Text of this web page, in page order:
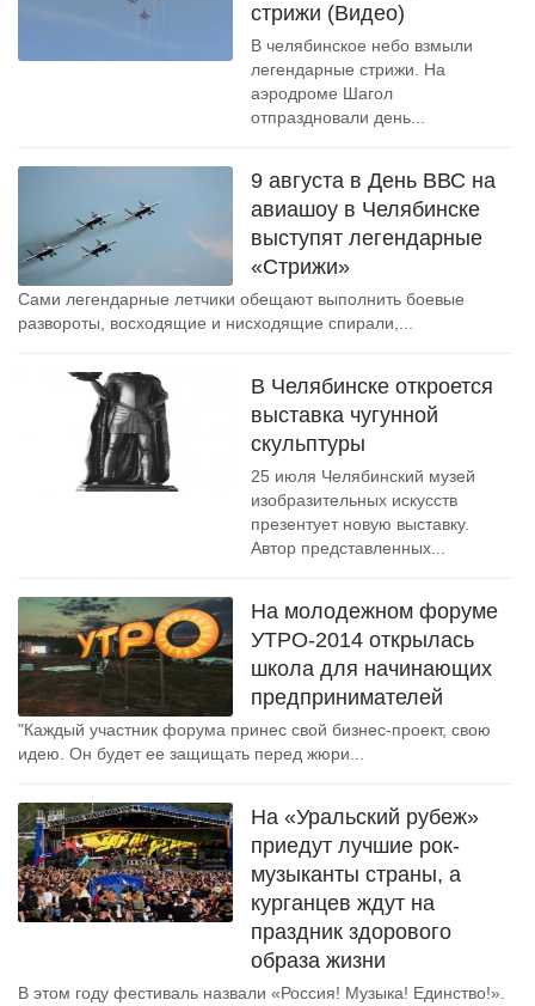
стрижи (Видео)
В челябинское небо взмыли
легендарные стрижи. На
аэродроме Шагол
отпраздновали день...
9 августа в День ВВС на
авиашоу в Челябинске
выступят легендарные
«Стрижи»
Сами легендарные летчики обещают выполнить боевые
развороты, восходящие и нисходящие спирали,...
В Челябинске откроется
выставка чугунной
скульптуры
25 июля Челябинский музей
изобразительных искусств
презентует новую выставку.
Автор представленных...
На молодежном форуме
УТРО-2014 открылась
школа для начинающих
предпринимателей
"Каждый участник форума принес свой бизнес-проект, свою
идею. Он будет ее защищать перед жюри...
На «Уральский рубеж»
приедут лучшие рок-
музыканты страны, а
курганцев ждут на
праздник здорового
образа жизни
В этом году фестиваль назвали «Россия! Музыка! Единство!».